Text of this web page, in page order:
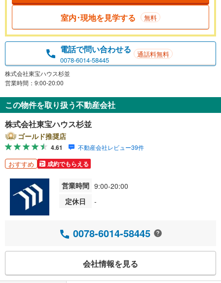
室内･現地を見学する 無料
電話で問い合わせる
0078-6014-58445
通話料無料
株式会社東宝ハウス杉並
営業時間：9:00-20:00
この物件を取り扱う不動産会社
株式会社東宝ハウス杉並
ゴールド推奨店
4.61 不動産会社レビュー39件
おすすめ 成約でもらえる
営業時間 9:00-20:00
定休日
-
0078-6014-58445
会社情報を見る